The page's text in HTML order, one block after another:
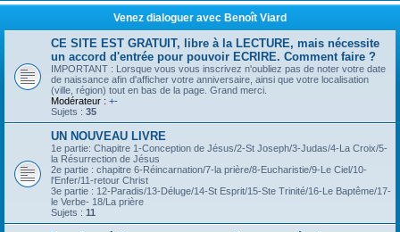
Venez dialoguer avec Benoît Viard
CE SITE EST GRATUIT, libre à la LECTURE, mais nécessite
un accord d'entrée pour pouvoir ECRIRE. Comment faire ?
IMPORTANT : Lorsque vous vous inscrivez n'oubliez pas de noter votre date
de naissance afin d'afficher votre anniversaire, ainsi que votre localisation
(ville, région) tout en bas de la page. Grand merci.
Modérateur : +-
Sujets : 35
UN NOUVEAU LIVRE
1e partie: Chapitre 1-Conception de Jésus/2-St Joseph/3-Judas/4-La Croix/5-
la Résurrection de Jésus
2e partie : chapitre 6-Réincarnation/7-la prière/8-Eucharistie/9-Le Ciel/10-
l'Enfer/11-retour Christ
3e partie : 12-Paradis/13-Déluge/14-St Esprit/15-Ste Trinité/16-Le Baptême/17-
le Verbe- 18/La prière
Sujets : 11